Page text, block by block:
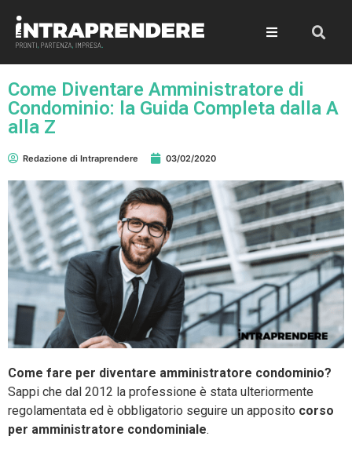
Come Diventare Amministratore di
Condominio: la Guida Completa dalla A
alla Z
Redazione di Intraprendere 03/02/2020
Come fare per diventare amministratore condominio?
Sappi che dal 2012 la professione è stata ulteriormente
regolamentata ed è obbligatorio seguire un apposito corso
per amministratore condominiale.